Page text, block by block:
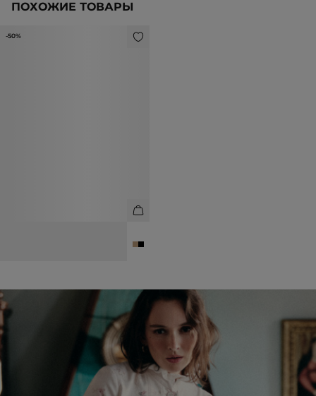
ПОХОЖИЕ ТОВАРЫ
-50%